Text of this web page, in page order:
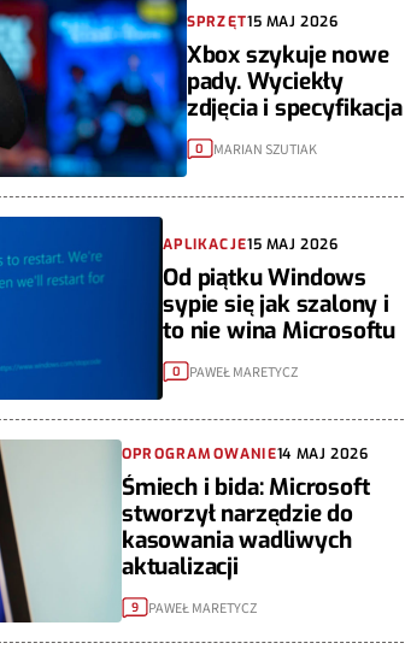
SPRZĘT15 MAJ 2026
Xbox szykuje nowe
pady. Wyciekły
zdjęcia i specyfikacja
0 MARIAN SZUTIAK
APLIKACJE15 MAJ 2026
Od piątku Windows
sypie się jak szalony i
to nie wina Microsoftu
0 PAWEŁ MARETYCZ
OPROGRAMOWANIE14 MAJ 2026
Śmiech i bida: Microsoft
stworzył narzędzie do
kasowania wadliwych
aktualizacji
9 PAWEŁ MARETYCZ